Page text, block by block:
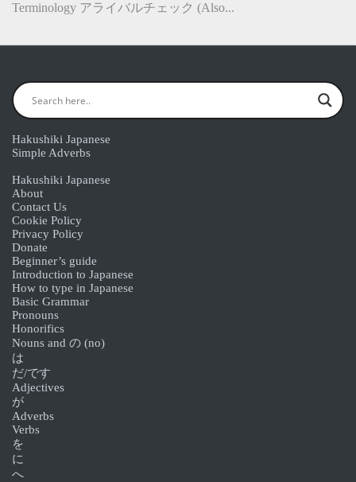
Terminology アライバルチェック (Also...
Hakushiki Japanese
Simple Adverbs
Hakushiki Japanese
About
Contact Us
Cookie Policy
Privacy Policy
Donate
Beginner’s guide
Introduction to Japanese
How to type in Japanese
Basic Grammar
Pronouns
Honorifics
Nouns and の (no)
は
だ/です
Adjectives
が
Adverbs
Verbs
を
に
へ